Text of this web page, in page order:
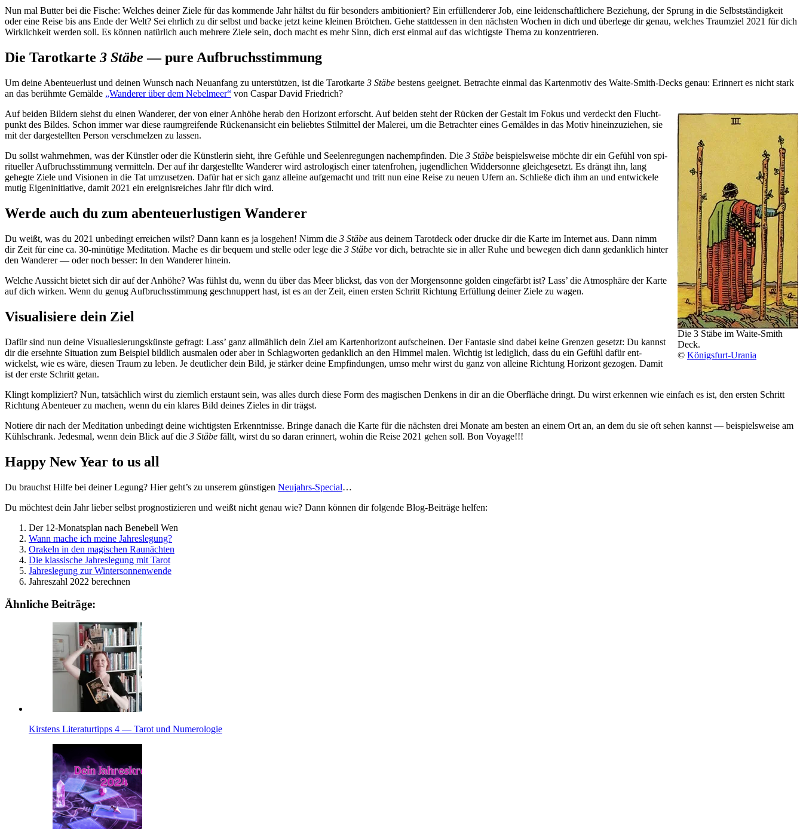
Nun mal Butter bei die Fische: Wel­ches deiner Ziele für das kom­mende Jahr hältst du für beson­ders ambi­tio­niert? Ein erfül­len­derer Job, eine lei­den­schaft­li­chere Bezie­hung, der Sprung in die Selbst­stän­dig­keit
oder eine Reise bis ans Ende der Welt? Sei ehr­lich zu dir selbst und backe jetzt keine kleinen Bröt­chen. Gehe statt­dessen in den näch­sten Wochen in dich und über­lege dir genau, wel­ches Traum­ziel 2021 für dich
Wirk­lich­keit werden soll. Es können natür­lich auch meh­rere Ziele sein, doch macht es mehr Sinn, dich erst einmal auf das wich­tigste Thema zu konzentrieren.
Die Tarotkarte 3 Stäbe — pure Aufbruchsstimmung
Um deine Aben­teu­er­lust und deinen Wunsch nach Neu­an­fang zu unter­stützen, ist die Tarot­karte 3 Stäbe bestens geeignet. Betrachte einmal das Kar­ten­motiv des Waite-Smith-Decks genau: Erin­nert es nicht stark
an das berühmte Gemälde „Wan­derer über dem Nebel­meer“ von Caspar David Friedrich?
Die 3 Stäbe im Waite-Smith
Deck.
© Königs­furt-Urania
Auf beiden Bil­dern siehst du einen Wan­derer, der von einer Anhöhe herab den Hori­zont erforscht. Auf beiden steht der Rücken der Gestalt im Fokus und ver­deckt den Flucht­
punkt des Bildes. Schon immer war diese raum­grei­fende Rücken­an­sicht ein beliebtes Stil­mittel der Malerei, um die Betrachter eines Gemäldes in das Motiv hin­ein­zu­ziehen, sie
mit der dar­ge­stellten Person ver­schmelzen zu lassen.
Du sollst wahr­nehmen, was der Künstler oder die Künst­lerin sieht, ihre Gefühle und See­len­re­gungen nach­emp­finden. Die 3 Stäbe bei­spiels­weise möchte dir ein Gefühl von spi­
ri­tu­eller Auf­bruchs­stim­mung ver­mit­teln. Der auf ihr dar­ge­stellte Wan­derer wird astro­lo­gisch einer taten­frohen, jugend­li­chen Wid­der­sonne gleich­ge­setzt. Es drängt ihn, lang
gehegte Ziele und Visionen in die Tat umzu­setzen. Dafür hat er sich ganz alleine auf­ge­macht und tritt nun eine Reise zu neuen Ufern an. Schließe dich ihm an und ent­wickele
mutig Eigen­in­itia­tive, damit 2021 ein ereig­nis­rei­ches Jahr für dich wird.
Werde auch du zum abenteuerlustigen Wanderer
Du weißt, was du 2021 unbe­dingt errei­chen wilst? Dann kann es ja los­gehen! Nimm die 3 Stäbe aus deinem Tarot­deck oder drucke dir die Karte im Internet aus. Dann nimm
dir Zeit für eine ca. 30-minü­tige Medi­ta­tion. Mache es dir bequem und stelle oder lege die 3 Stäbe vor dich, betrachte sie in aller Ruhe und bewegen dich dann gedank­lich hinter
den Wan­derer — oder noch besser: In den Wan­derer hinein.
Welche Aus­sicht bietet sich dir auf der Anhöhe? Was fühlst du, wenn du über das Meer blickst, das von der Mor­gen­sonne golden ein­ge­färbt ist? Lass’ die Atmo­sphäre der Karte
auf dich wirken. Wenn du genug Auf­bruchs­stim­mung geschnup­pert hast, ist es an der Zeit, einen ersten Schritt Rich­tung Erfül­lung deiner Ziele zu wagen.
Visualisiere dein Ziel
Dafür sind nun deine Visua­lie­sie­rungs­künste gefragt: Lass’ ganz all­mäh­lich dein Ziel am Kar­ten­ho­ri­zont auf­scheinen. Der Fan­tasie sind dabei keine Grenzen gesetzt: Du kannst
dir die ersehnte Situa­tion zum Bei­spiel bild­lich aus­malen oder aber in Schlag­worten gedank­lich an den Himmel malen. Wichtig ist ledig­lich, dass du ein Gefühl dafür ent­
wickelst, wie es wäre, diesen Traum zu leben. Je deut­li­cher dein Bild, je stärker deine Emp­fin­dungen, umso mehr wirst du ganz von alleine Rich­tung Hori­zont gezogen. Damit
ist der erste Schritt getan.
Klingt kom­pli­ziert? Nun, tat­säch­lich wirst du ziem­lich erstaunt sein, was alles durch diese Form des magi­schen Den­kens in dir an die Ober­fläche dringt. Du wirst erkennen wie ein­fach es ist, den ersten Schritt
Rich­tung Aben­teuer zu machen, wenn du ein klares Bild deines Zieles in dir trägst.
Notiere dir nach der Medi­ta­tion unbe­dingt deine wich­tig­sten Erkennt­nisse. Bringe danach die Karte für die näch­sten drei Monate am besten an einem Ort an, an dem du sie oft sehen kannst — bei­spiels­weise am
Kühl­schrank. Jedesmal, wenn dein Blick auf die 3 Stäbe fällt, wirst du so daran erin­nert, wohin die Reise 2021 gehen soll. Bon Voyage!!!
Happy New Year to us all
Du brauchst Hilfe bei deiner Legung? Hier geht’s zu unserem gün­stigen Neu­jahrs-Spe­cial…
Du möch­test dein Jahr lieber selbst pro­gno­sti­zieren und weißt nicht genau wie? Dann können dir fol­gende Blog-Bei­träge helfen:
Der 12-Monats­plan nach Bene­bell Wen
Wann mache ich meine Jahreslegung?
Ora­keln in den magi­schen Raunächten
Die klas­si­sche Jah­res­le­gung mit Tarot
Jah­res­le­gung zur Wintersonnenwende
Jah­res­zahl 2022 berechnen
Ähnliche Beiträge:
Kir­stens Lite­ra­tur­tipps 4 — Tarot und Numerologie